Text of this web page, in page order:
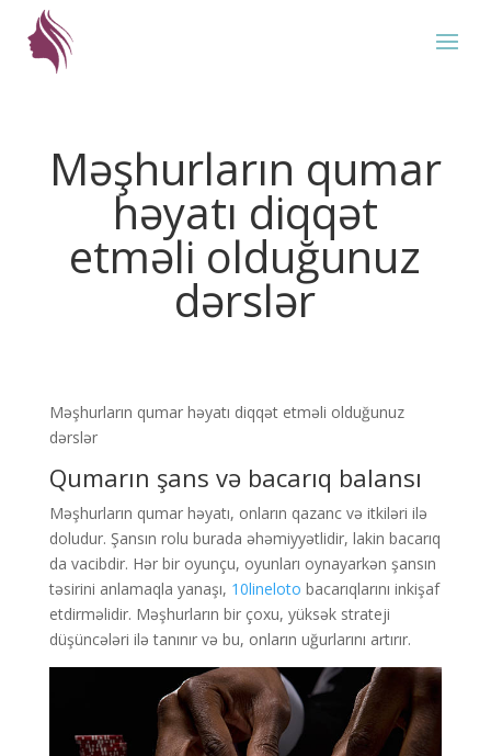
Məşhurların qumar
həyatı diqqət
etməli olduğunuz
dərslər
Məşhurların qumar həyatı diqqət etməli olduğunuz
dərslər
Qumarın şans və bacarıq balansı
Məşhurların qumar həyatı, onların qazanc və itkiləri ilə
doludur. Şansın rolu burada əhəmiyyətlidir, lakin bacarıq
da vacibdir. Hər bir oyunçu, oyunları oynayarkən şansın
təsirini anlamaqla yanaşı, 10lineloto bacarıqlarını inkişaf
etdirməlidir. Məşhurların bir çoxu, yüksək strateji
düşüncələri ilə tanınır və bu, onların uğurlarını artırır.